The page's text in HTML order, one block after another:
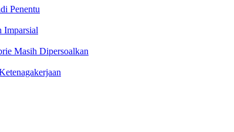
Penentu
Imparsial
Masih Dipersoalkan